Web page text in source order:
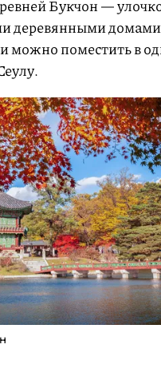
Букчон —
деревянными
можно поместить в